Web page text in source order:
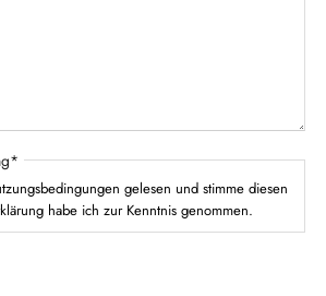
*
gelesen und stimme diesen
habe ich zur Kenntnis genommen.